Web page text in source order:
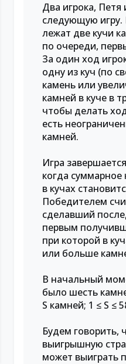
Два игрока, Петя
следующую игру.
лежат две кучи
по очереди,
За один ход
одну из куч (по
камень или
камней в куче в
чтобы делать
есть
камней.
Игра
когда суммарное
в кучах
Победителем
сделавший
первым
при которой в
или больше
В начальный
было шесть
S камней; 1 ≤ S ≤
Будем говорить,
выигрышную
может выиграть